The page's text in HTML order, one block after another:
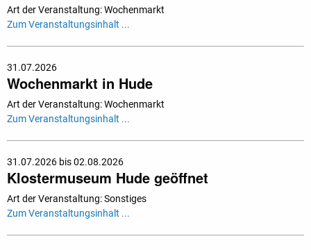
Art der Veranstaltung: Wochenmarkt
Zum Veranstaltungsinhalt ...
31.07.2026
Wochenmarkt in Hude
Art der Veranstaltung: Wochenmarkt
Zum Veranstaltungsinhalt ...
31.07.2026 bis 02.08.2026
Klostermuseum Hude geöffnet
Art der Veranstaltung: Sonstiges
Zum Veranstaltungsinhalt ...